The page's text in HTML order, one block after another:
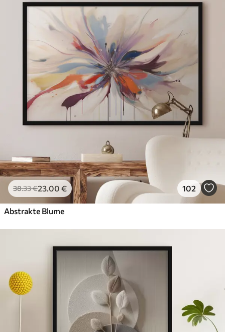
38.33€23.00 € 102
Abstrakte Blume